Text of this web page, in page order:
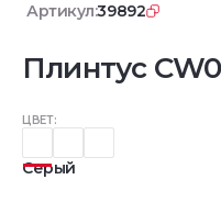
Артикул:39892
Плинтус
ЦВЕТ:
Серый